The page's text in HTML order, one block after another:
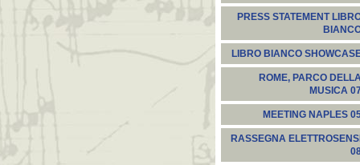
PRESS STATEMENT
LIBRO BIANCO
ROME, PARCO DELLA
MUSICA 07
MEETING NAPLES
RASSEGNA ELETTROSENSI